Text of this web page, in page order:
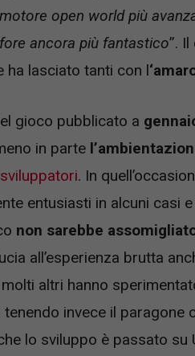
open world più
ancora più fantastico”.
ha lasciato tanti con l
gioco pubblicato a
in parte
sviluppatori. In
entusiasti in alcuni casi
non sarebbe
all’esperienza brutta
altri hanno
invece il paragone
lo sviluppo è passato su